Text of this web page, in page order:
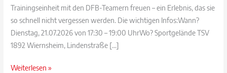
Trainingseinheit mit den DFB-Teamern freuen – ein Erlebnis, das sie
so schnell nicht vergessen werden. Die wichtigen Infos:Wann?
Dienstag, 21.07.2026 von 17:30 – 19:00 UhrWo? Sportgelände TSV
1892 Wiernsheim, Lindenstraße […]
Das
Weiterlesen »